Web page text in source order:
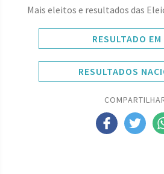
Mais eleitos e resultados das
RESULTADO EM
RESULTADOS